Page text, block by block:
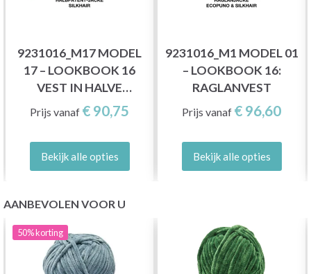
9231016_M17 MODEL
17 – LOOKBOOK 16
VEST IN HALVE
PATENTSTEEK
Prijs vanaf € 90,75
Bekijk alle opties
9231016_M1 MODEL 01
– LOOKBOOK 16:
RAGLANVEST
Prijs vanaf € 96,60
Bekijk alle opties
AANBEVOLEN VOOR U
50%korting